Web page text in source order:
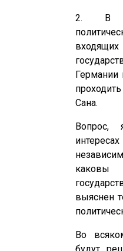
2. В
Германии
Сана.
Вопрос,
выяснен
Во